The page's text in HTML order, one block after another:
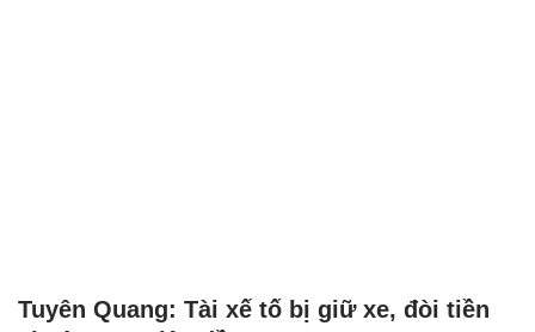
Tuyên Quang: Tài xế tố bị giữ xe, đòi tiền